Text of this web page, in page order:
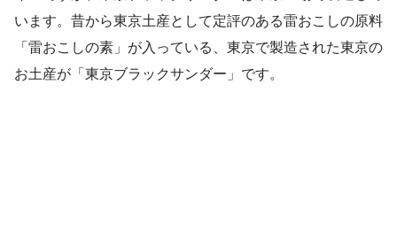
います。昔から東京土産として定評のある雷おこしの原料
「雷おこしの素」が入っている、東京で製造された東京の
お土産が「東京ブラックサンダー」です。